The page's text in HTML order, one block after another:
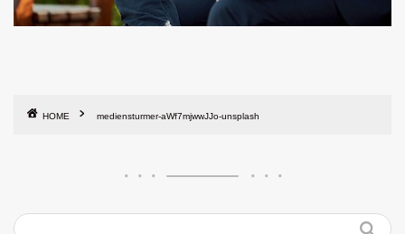
HOME mediensturmer-aWf7mjwwJJo-unsplash